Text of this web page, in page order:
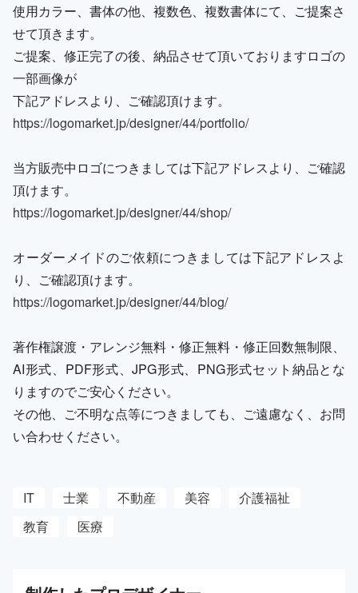
使用カラー、書体の他、複数色、複数書体にて、ご提案さ
せて頂きます。
ご提案、修正完了の後、納品させて頂いておりますロゴの
一部画像が
下記アドレスより、ご確認頂けます。
https://logomarket.jp/designer/44/portfolio/
当方販売中ロゴにつきましては下記アドレスより、ご確認
頂けます。
https://logomarket.jp/designer/44/shop/
オーダーメイドのご依頼につきましては下記アドレスよ
り、ご確認頂けます。
https://logomarket.jp/designer/44/blog/
著作権譲渡・アレンジ無料・修正無料・修正回数無制限、
AI形式、PDF形式、JPG形式、PNG形式セット納品とな
りますのでご安心ください。
その他、ご不明な点等につきましても、ご遠慮なく、お問
い合わせください。
IT 士業 不動産 美容
介護福祉
教育
医療